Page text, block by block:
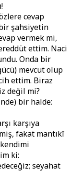
cevap
şahsiyetin
vermek mi,
ettim. Naci
Onda bir
mevcut olup
ettim. Biraz
değil mi?
bir halde:
karşıya
fakat mantıkî
ki:
seyahat